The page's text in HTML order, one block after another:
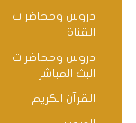
دروس ومحاضرات
القناة
دروس ومحاضرات
البث المباشر
القرآن الكريم